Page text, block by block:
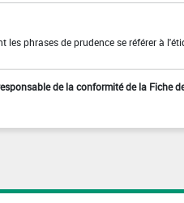
les phrases de prudence se référer à
de la conformité de la Fiche